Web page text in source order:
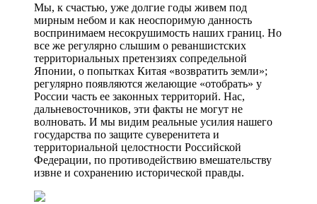
Мы, к счастью, уже долгие годы живем под
мирным небом и как неоспоримую данность
воспринимаем несокрушимость наших границ. Но
все же регулярно слышим о реваншистских
территориальных претензиях сопредельной
Японии, о попытках Китая «возвратить земли»;
регулярно появляются желающие «отобрать» у
России часть ее законных территорий. Нас,
дальневосточников, эти факты не могут не
волновать. И мы видим реальные усилия нашего
государства по защите суверенитета и
территориальной целостности Российской
Федерации, по противодействию вмешательству
извне и сохранению исторической правды.